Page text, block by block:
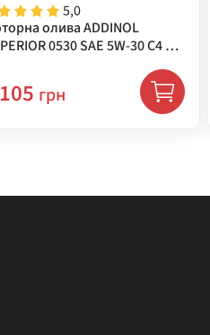
5,0
олива ADDINOL
0530 SAE 5W-30 C4 5л
грн